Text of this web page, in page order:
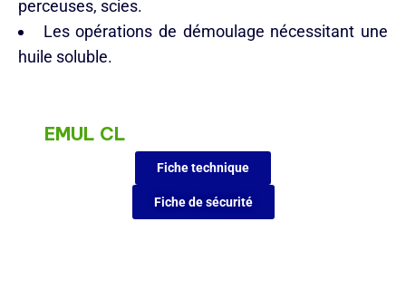
perceuses, scies.
Les opérations de démoulage nécessitant une
huile soluble.
EMUL CL
Fiche technique
Fiche de sécurité